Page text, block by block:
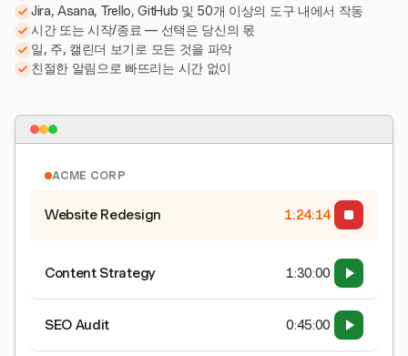
Jira, Asana, Trello, GitHub 및 50개 이상의 도구 내에서 작동
시간 또는 시작/종료 — 선택은 당신의 몫
일, 주, 캘린더 보기로 모든 것을 파악
친절한 알림으로 빠뜨리는 시간 없이
ACME CORP
Website Redesign 1:24:15
Content Strategy 1:30:00
SEO Audit 0:45:00